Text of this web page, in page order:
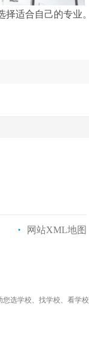
适合自己的专业。
• 网站XML地图
选学校、找学校、看学校